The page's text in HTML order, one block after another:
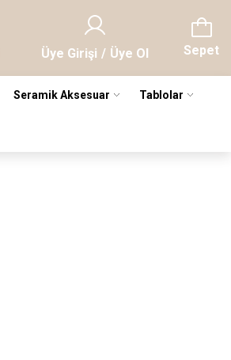
Üye Girişi / Üye Ol Sepet
Seramik Aksesuar Tablolar